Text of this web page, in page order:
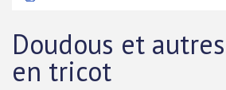
Doudous et
en tricot